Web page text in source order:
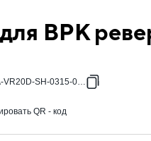
ВРК
VR20D-SH-0315-0400
QR - код